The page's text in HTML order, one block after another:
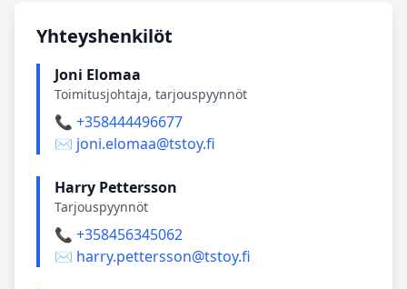
Yhteyshenkilöt
Joni Elomaa
Toimitusjohtaja, tarjouspyynnöt
📞 +358444496677
✉️ joni.elomaa@tstoy.fi
Harry Pettersson
Tarjouspyynnöt
📞 +358456345062
✉️ harry.pettersson@tstoy.fi